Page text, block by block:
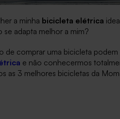
a minha bicicleta elétrica
se adapta melhor a mim?
de comprar uma bicicleta
e não conhecermos
as 3 melhores bicicletas da